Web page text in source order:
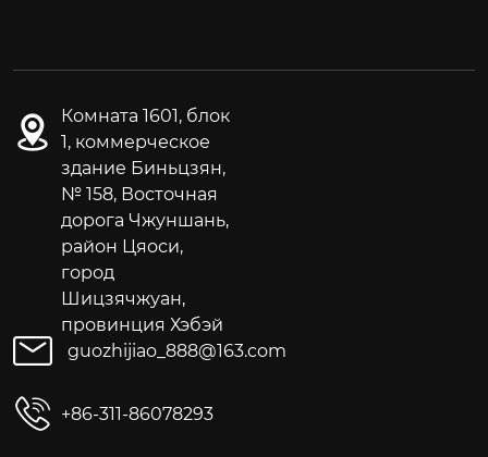
Комната 1601, блок
1, коммерческое
здание Биньцзян,
№ 158, Восточная
дорога Чжуншань,
район Цяоси,
город
Шицзячжуан,
провинция Хэбэй
guozhijiao_888@163.com
+86-311-86078293